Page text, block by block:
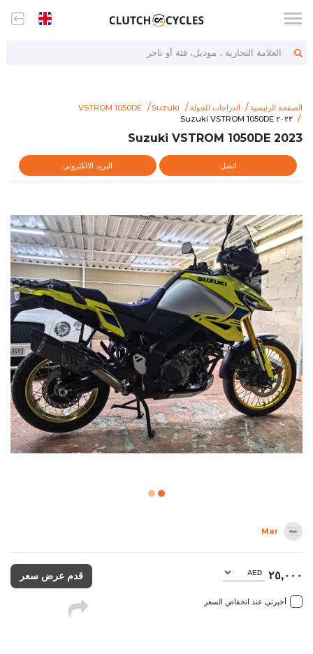
العلامة التجارية ، موديل، فئة أو تاجر
الصفحة الرئيسية الدراجات للجولة Suzuki
VSTROM 1050DE
www.clutchcycles.com/item/2023-suzuki-vstrom-1050de
٢٠٢٣ Suzuki VSTROM 1050DE
٢٠٢٣ Suzuki VSTROM 1050DE
2023 Suzuki VSTROM 1050DE
اتصل البريد الالكتروني
Mar
٢٥,٠٠٠
أخبرني عند انخفاض السعر
قدم عرض سعر